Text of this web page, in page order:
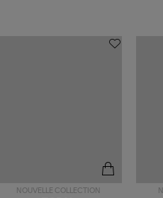
NOUVELLE COLLECTION